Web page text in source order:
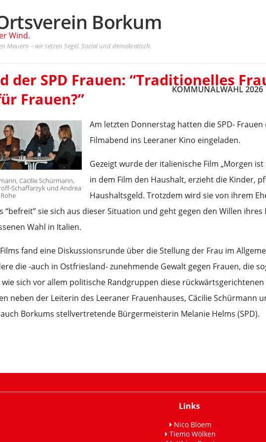
Borkum
Wind.
Mauern – wir setzen Segel. Sozial und demokratisch.
KOMMUNALWAHL 2026
der SPD Frauen: “Traditionelles
Frauen?”
Cäcilie Schürmann,
Schaffarzyk und Andrea
Rohe
Am letzten Donnerstag hatten die SPD-
Filmabend ins Leeraner Kino eingeladen.
Gezeigt wurde der italienische Film „Morgen
in dem Film den Haushalt, erzieht die Kinder,
Haushaltsgeld. Trotzdem wird sie von ihrem
“befreit” sie sich aus dieser Situation und geht gegen den Willen
Wahl in Italien.
fand eine Diskussionsrunde über die Stellung der Frau im
die -auch in Ostfriesland- zunehmende Gewalt gegen Frauen, die
sich vor allem politische Randgruppen diese
neben der Leiterin des Leeraner Frauenhauses, Cäcilie Schürmann
auch Borkums stellvertretende Bürgermeisterin Melanie Helms (SPD).
Links
Nico Bloem
Tiemo Wölken